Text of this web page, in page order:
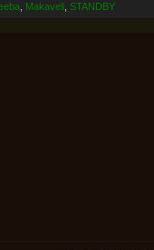
Makaveli STANDBY